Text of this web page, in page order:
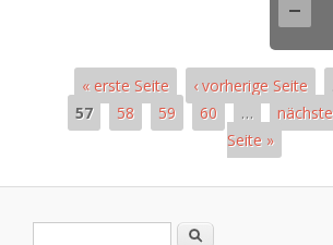
« erste Seite ‹ vorherige Seite
57
58 59 60 …
Seite »
Suche